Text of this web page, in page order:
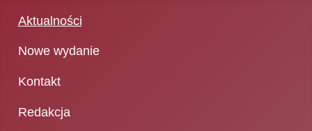
Aktualności
Nowe wydanie
Kontakt
Redakcja